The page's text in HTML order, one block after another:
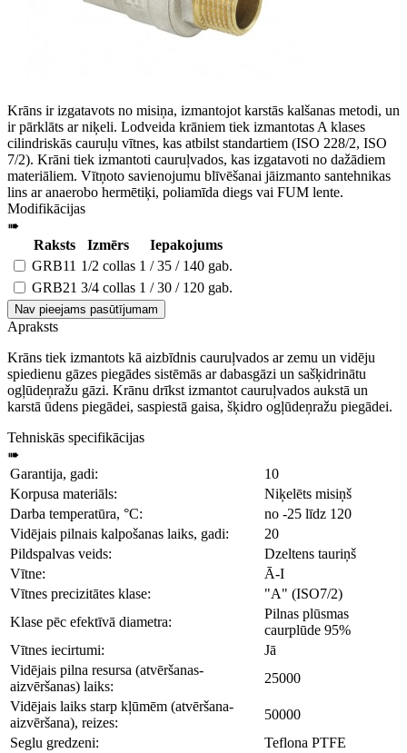
Krāns ir izgatavots no misiņa, izmantojot karstās kalšanas metodi, un
ir pārklāts ar niķeli. Lodveida krāniem tiek izmantotas A klases
cilindriskās cauruļu vītnes, kas atbilst standartiem (ISO 228/2, ISO
7/2). Krāni tiek izmantoti cauruļvados, kas izgatavoti no dažādiem
materiāliem. Vītņoto savienojumu blīvēšanai jāizmanto santehnikas
lins ar anaerobo hermētiķi, poliamīda diegs vai FUM lente.
Modifikācijas
➠
Raksts
Izmērs
Iepakojums
GRB11 1/2 collas 1 / 35 / 140 gab.
GRB21 3/4 collas 1 / 30 / 120 gab.
Nav pieejams pasūtījumam
Apraksts
Krāns tiek izmantots kā aizbīdnis cauruļvados ar zemu un vidēju
spiedienu gāzes piegādes sistēmās ar dabasgāzi un sašķidrinātu
ogļūdeņražu gāzi. Krānu drīkst izmantot cauruļvados aukstā un
karstā ūdens piegādei, saspiestā gaisa, šķidro ogļūdeņražu piegādei.
Tehniskās specifikācijas
➠
Garantija, gadi:
10
Korpusa materiāls:
Niķelēts misiņš
Darba temperatūra, °C:
no -25 līdz 120
Vidējais pilnais kalpošanas laiks, gadi:
20
Pildspalvas veids:
Dzeltens tauriņš
Vītne:
Ā-І
Vītnes precizitātes klase:
"A" (ISO7/2)
Klase pēc efektīvā diametra:
Pilnas plūsmas
caurplūde 95%
Vītnes iecirtumi:
Jā
Vidējais pilna resursa (atvēršanas-
aizvēršanas) laiks:
25000
Vidējais laiks starp kļūmēm (atvēršana-
aizvēršana), reizes:
50000
Seglu gredzeni:
Teflona PTFE